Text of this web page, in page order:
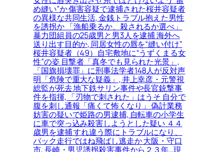
め縫い”か 傷害容疑で逮捕された桜井容疑者
の異様な共同生活, 金銭トラブル抱えた男性
を誘拐か 「漁船乗るか、殺されるか選べ」
暴力団組員の25歳男と男3人を逮捕 海外へ
送り出す目的か, 同居女性の唇を“縫い付け”
桜井容疑者（49）自宅敷地に“うずくまる女
性”の姿 目撃者「真冬でも見られた光景」,
「国旗損壊罪」に刑事法学者148人が反対声
明「危険で重大な疑義」, 井上幸彦・元警視
総監が死去 地下鉄サリン事件や長官銃撃事
件を指揮, 「刃物で刺された」はうそ 自分で
腹を刺し通報「痛くて怖くなり」 偽計業務
妨害の疑いで姫路の男逮捕, 自転車の小学生
に車で突っ込み殺害しようとした疑い ４４
歳男を逮捕 すれ違う際にトラブルになり、
バック走行ではね飛ばし逃走か 大阪・守口
市, 長崎・男児誘拐殺害事件から２３年…現